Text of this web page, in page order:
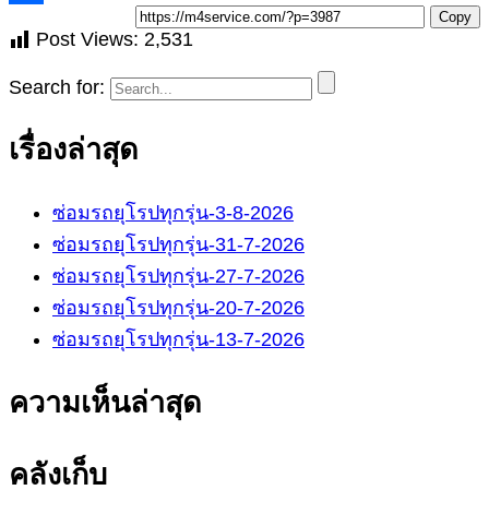
Copy
Post Views: 2,531
Search for:
เรื่องล่าสุด
ซ่อมรถยุโรปทุกรุ่น-3-8-2026
ซ่อมรถยุโรปทุกรุ่น-31-7-2026
ซ่อมรถยุโรปทุกรุ่น-27-7-2026
ซ่อมรถยุโรปทุกรุ่น-20-7-2026
ซ่อมรถยุโรปทุกรุ่น-13-7-2026
ความเห็นล่าสุด
คลังเก็บ